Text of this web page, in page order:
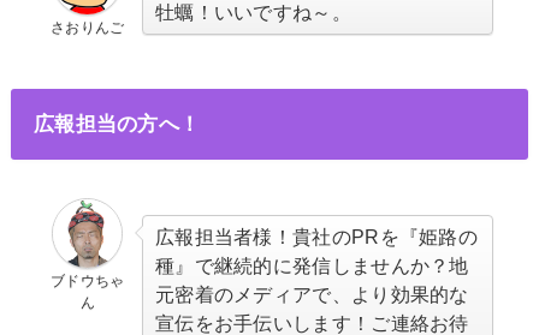
さおりんご
牡蠣！いいですね～。
広報担当の方へ！
ブドウちゃ
ん
広報担当者様！貴社のPRを『姫路の
種』で継続的に発信しませんか？地
元密着のメディアで、より効果的な
宣伝をお手伝いします！ご連絡お待